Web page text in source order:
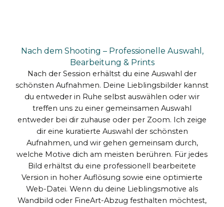
Nach dem Shooting – Professionelle Auswahl,
Bearbeitung & Prints
Nach der Session erhältst du eine Auswahl der
schönsten Aufnahmen. Deine Lieblingsbilder kannst
du entweder in Ruhe selbst auswählen oder wir
treffen uns zu einer gemeinsamen Auswahl
entweder bei dir zuhause oder per Zoom. Ich zeige
dir eine kuratierte Auswahl der schönsten
Aufnahmen, und wir gehen gemeinsam durch,
welche Motive dich am meisten berühren. Für jedes
Bild erhältst du eine professionell bearbeitete
Version in hoher Auflösung sowie eine optimierte
Web-Datei. Wenn du deine Lieblingsmotive als
Wandbild oder FineArt-Abzug festhalten möchtest,